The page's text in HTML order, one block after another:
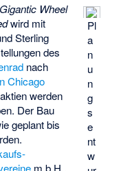
Pl
a
n
u
n
g
s
e
nt
w
Wheel
wird mit
Sterling
des
nach
Chicago
werden
Der Bau
geplant bis
m.b.H.,